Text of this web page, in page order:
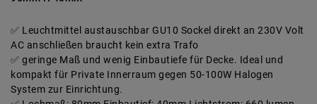
Leuchtmittel austauschbar GU10 Sockel direkt an 230V Volt
AC anschließen braucht kein extra Trafo
geringe Maß und wenig Einbautiefe für Decke. Ideal und
kompakt für Private Innerraum gegen 50-100W Halogen
System zur Einrichtung.